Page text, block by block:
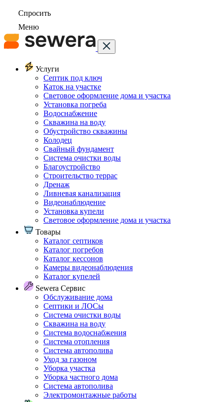
Спросить
Меню
Услуги
Септик под ключ
Каток на участке
Световое оформление дома и участка
Установка погреба
Водоснабжение
Скважина на воду
Обустройство скважины
Колодец
Свайный фундамент
Система очистки воды
Благоустройство
Строительство террас
Дренаж
Ливневая канализация
Видеонаблюдение
Установка купели
Световое оформление дома и участка
Товары
Каталог септиков
Каталог погребов
Каталог кессонов
Камеры видеонаблюдения
Каталог купелей
Sewera Сервис
Обслуживание дома
Септики и ЛОСы
Система очистки воды
Скважина на воду
Система водоснабжения
Система отопления
Система автополива
Уход за газоном
Уборка участка
Уборка частного дома
Система автополива
Электромонтажные работы